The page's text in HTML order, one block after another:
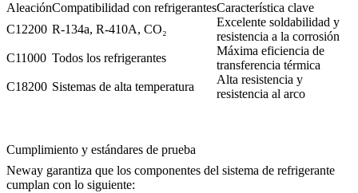
AleaciónCompatibilidad con refrigerantesCaracterística clave
C12200 R-134a, R-410A, CO₂
Excelente soldabilidad y
resistencia a la corrosión
C11000 Todos los refrigerantes
Máxima eficiencia de
transferencia térmica
C18200 Sistemas de alta temperatura
Alta resistencia y
resistencia al arco
Cumplimiento y estándares de prueba
Neway garantiza que los componentes del sistema de refrigerante
cumplan con lo siguiente: